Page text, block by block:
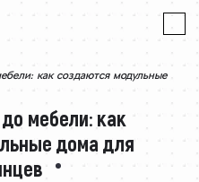
как создаются модульные
мебели: как
дома для